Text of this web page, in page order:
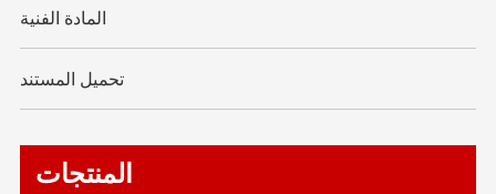
المادة الفنية
تحميل المستند
المنتجات